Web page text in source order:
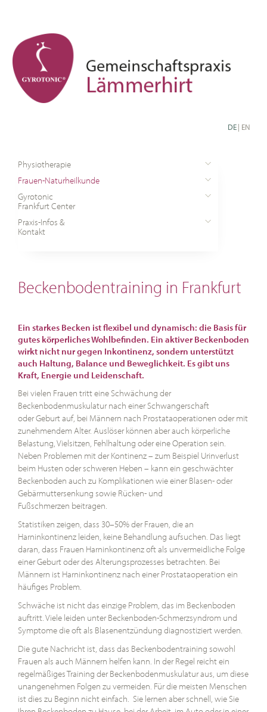
DE| EN
Physiotherapie
Frauen-Naturheilkunde
Gyrotonic
Frankfurt Center
Praxis-Infos &
Kontakt
Beckenbodentraining in Frankfurt
Ein starkes Becken ist flexibel und dynamisch: die Basis für
gutes körperliches Wohlbefinden. Ein aktiver Beckenboden
wirkt nicht nur gegen Inkontinenz, sondern unterstützt
auch Haltung, Balance und Beweglichkeit. Es gibt uns
Kraft, Energie und Leidenschaft.
Bei vielen Frauen tritt eine Schwächung der
Beckenbodenmuskulatur nach einer Schwangerschaft
oder Geburt auf, bei Männern nach Prostataoperationen oder mit
zunehmendem Alter. Auslöser können aber auch körperliche
Belastung, Vielsitzen, Fehlhaltung oder eine Operation sein.
Neben Problemen mit der Kontinenz – zum Beispiel Urinverlust
beim Husten oder schweren Heben – kann ein geschwächter
Beckenboden auch zu Komplikationen wie einer Blasen- oder
Gebärmuttersenkung sowie Rücken- und
Fußschmerzen beitragen.
Statistiken zeigen, dass 30–50% der Frauen, die an
Harninkontinenz leiden, keine Behandlung aufsuchen. Das liegt
daran, dass Frauen Harninkontinenz oft als unvermeidliche Folge
einer Geburt oder des Alterungsprozesses betrachten. Bei
Männern ist Harninkontinenz nach einer Prostataoperation ein
häufiges Problem.
Schwäche ist nicht das einzige Problem, das im Beckenboden
auftritt. Viele leiden unter Beckenboden-Schmerzsyndrom und
Symptome die oft als Blasenentzündung diagnostiziert werden.
Die gute Nachricht ist, dass das Beckenbodentraining sowohl
Frauen als auch Männern helfen kann. In der Regel reicht ein
regelmäßiges Training der Beckenbodenmuskulatur aus, um diese
unangenehmen Folgen zu vermeiden. Für die meisten Menschen
ist dies zu Beginn nicht einfach. Sie lernen aber schnell, wie Sie